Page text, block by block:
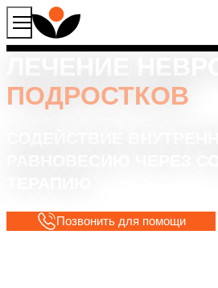
ПОДРОСТКОВ
Позвонить для помощи
Продолжая работу с сайтом, вы
мы используем файлы